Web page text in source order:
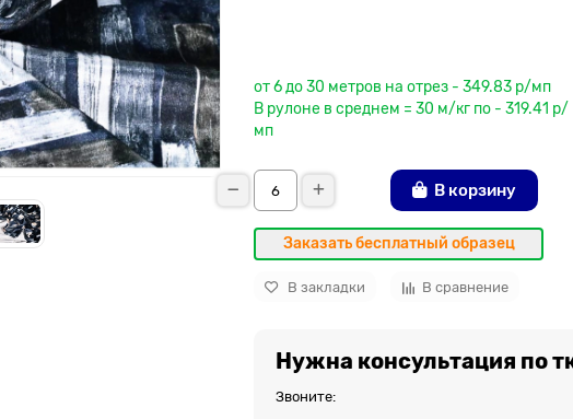
от 6 до 30 метров на отрез - 349.83 р/мп
В рулоне в среднем = 30 м/кг по - 319.41 р/
мп
В корзину
Заказать бесплатный образец
В закладки В сравнение
Нужна консультация по
Звоните: